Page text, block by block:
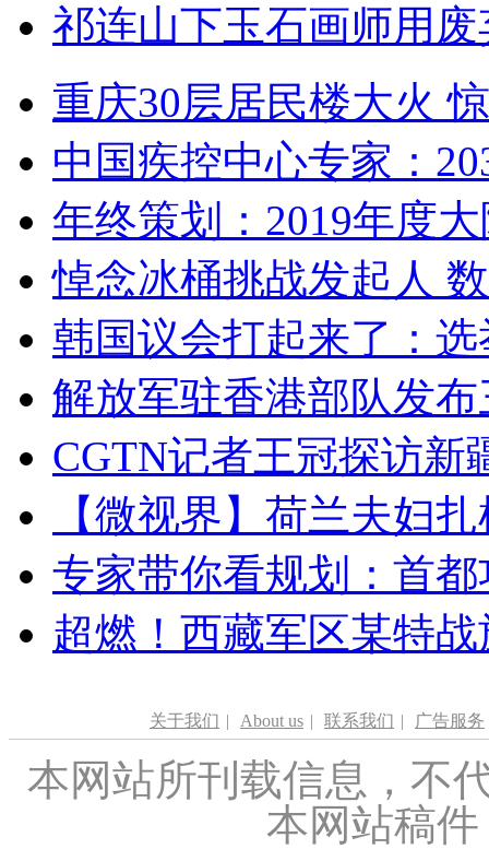
祁连山下玉石画师用
重庆30层居民楼大火
中国疾控中心专家：
年终策划：2019年度
悼念冰桶挑战发起人
韩国议会打起来了：
解放军驻香港部队发
CGTN记者王冠探访新
【微视界】荷兰夫妇
专家带你看规划：首
超燃！西藏军区某特
关于我们 | About us | 联系我们 | 广告服务
本网站所刊载信息，不
本网站稿